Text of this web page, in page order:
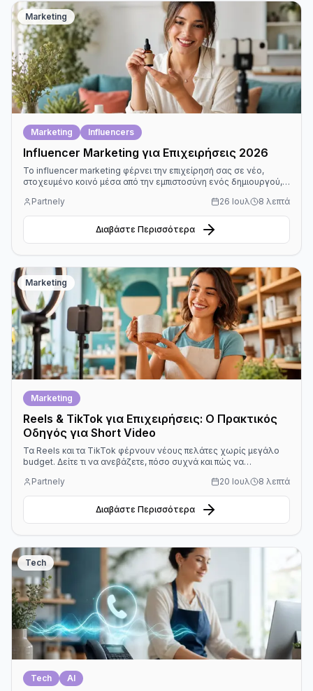
Marketing
Marketing Influencers
Influencer Marketing για Επιχειρήσεις 2026
Το influencer marketing φέρνει την επιχείρησή σας σε νέο,
στοχευμένο κοινό μέσα από την εμπιστοσύνη ενός δημιουργού,
Partnely
26 Ιουλ 8 λεπτά
Διαβάστε Περισσότερα
Marketing
Marketing
Reels & TikTok για Επιχειρήσεις: Ο Πρακτικός
Οδηγός για Short Video
Τα Reels και τα TikTok φέρνουν νέους πελάτες χωρίς μεγάλο
budget. Δείτε τι να ανεβάζετε, πόσο συχνά και πώς να
Partnely
20 Ιουλ 8 λεπτά
Διαβάστε Περισσότερα
Tech
Tech AI